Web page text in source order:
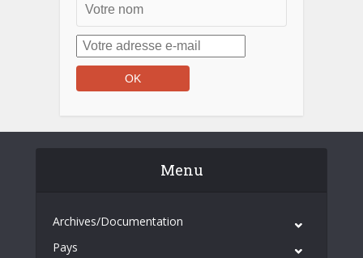
Menu
Archives/Documentation
Pays